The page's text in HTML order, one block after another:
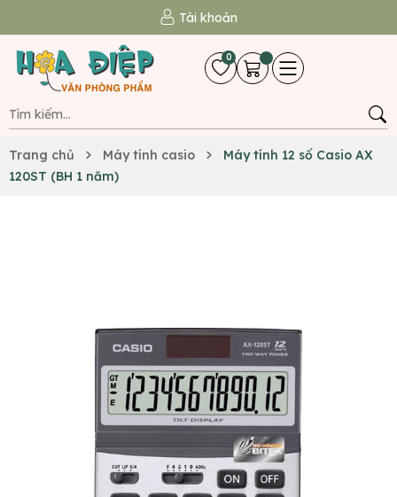
Tài khoản
0
Trang chủ Máy tính casio
Máy tính 12 số Casio AX
120ST (BH 1 năm)